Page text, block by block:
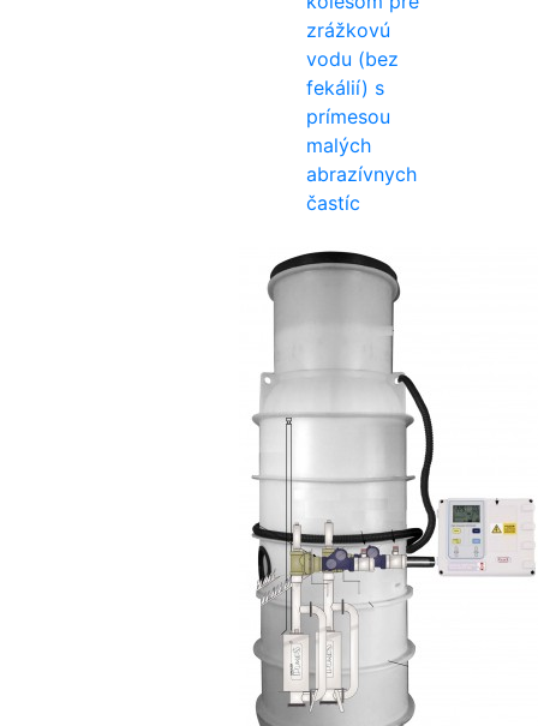
zrážkovú
vodu (bez
fekálií) s
prímesou
malých
abrazívnych
častíc